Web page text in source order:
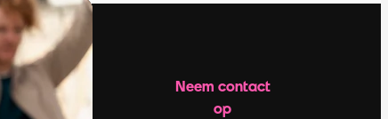
Bedrijf
Neem contact
op